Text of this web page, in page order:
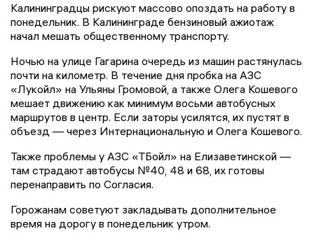
Калининградцы рискуют массово опоздать на работу в
понедельник. В Калининграде бензиновый ажиотаж
начал мешать общественному транспорту.
Ночью на улице Гагарина очередь из машин растянулась
почти на километр. В течение дня пробка на АЗС
«Лукойл» на Ульяны Громовой, а также Олега Кошевого
мешает движению как минимум восьми автобусных
маршрутов в центр. Если заторы усилятся, их пустят в
объезд — через Интернациональную и Олега Кошевого.
Также проблемы у АЗС «ТБойл» на Елизаветинской —
там страдают автобусы №40, 48 и 68, их готовы
перенаправить по Согласия.
Горожанам советуют закладывать дополнительное
время на дорогу в понедельник утром.